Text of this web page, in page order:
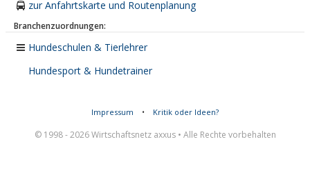
zur Anfahrtskarte und Routenplanung
Branchenzuordnungen:
Hundeschulen & Tierlehrer
Hundesport & Hundetrainer
Impressum • Kritik oder Ideen?
© 1998 - 2026 Wirtschaftsnetz axxus • Alle Rechte vorbehalten